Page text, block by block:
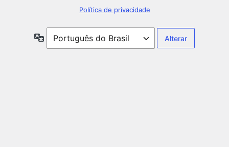
Política de privacidade
Idioma